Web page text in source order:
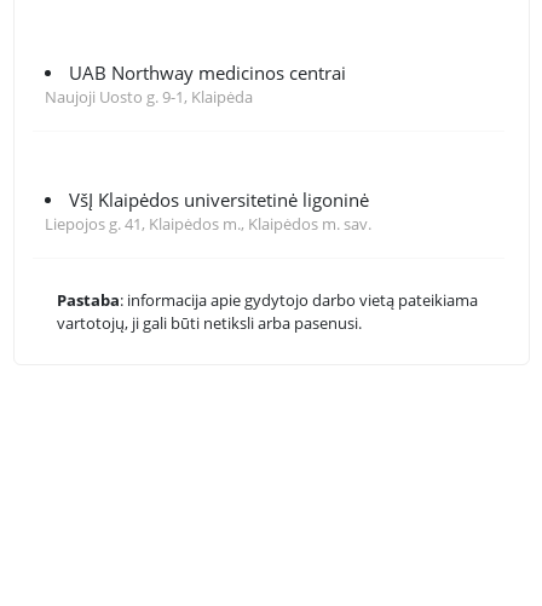
UAB Northway medicinos centrai
Naujoji Uosto g. 9-1, Klaipėda
VšĮ Klaipėdos universitetinė ligoninė
Liepojos g. 41, Klaipėdos m., Klaipėdos m. sav.
Pastaba: informacija apie gydytojo darbo vietą pateikiama
vartotojų, ji gali būti netiksli arba pasenusi.